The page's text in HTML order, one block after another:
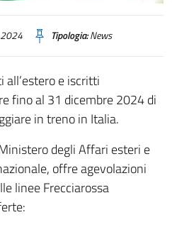
Tipologia:News
e iscritti
fino al 31 dicembre 2024 di
in treno in Italia.
degli Affari esteri e
offre agevolazioni
linee Frecciarossa